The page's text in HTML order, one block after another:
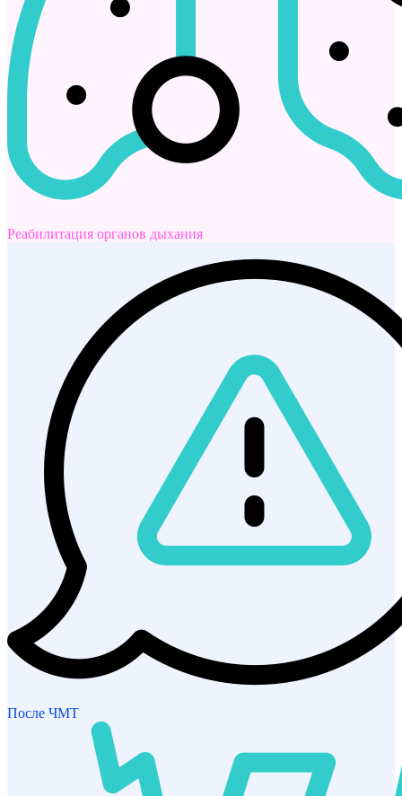
Реабилитация органов дыхания
После ЧМТ